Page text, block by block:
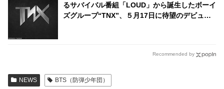
るサバイバル番組「LOUD」から誕生したボーイ
ズグループ“TNX”、５月17日に待望のデビュー
Recommended by
NEWS BTS（防弾少年団）